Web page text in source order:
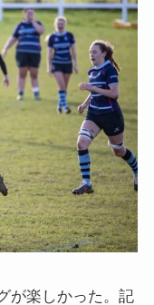
が楽しかった。記